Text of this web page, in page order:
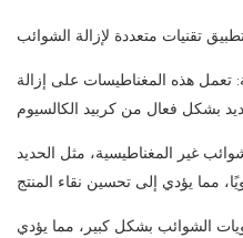
تعمل هذه المغناطيسات على إزالة
غير المغناطيسية، مثل الحديد
الشوائب بشكل كبير، مما يؤدي